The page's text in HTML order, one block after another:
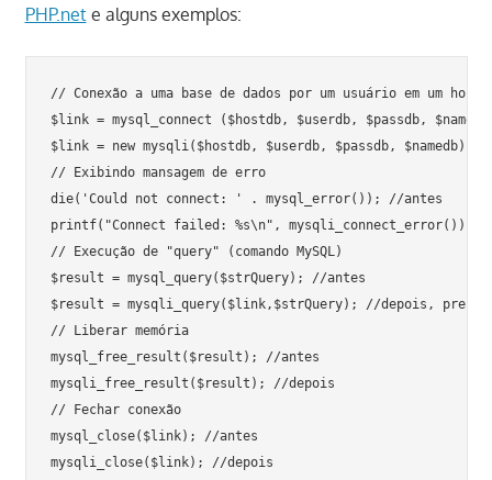
PHP.nete alguns exemplos:
// Conexão a uma base de dados por um usuário em um host
$link = mysql_connect ($hostdb, $userdb, $passdb,
$link = new mysqli($hostdb, $userdb, $passdb, $namedb);
// Exibindo mansagem de erro
die('Could not connect: ' . mysql_error()); //antes
printf("Connect failed: %s\n", mysqli_connect_error());
// Execução de "query" (comando MySQL)
$result = mysql_query($strQuery); //antes
$result = mysqli_query($link,$strQuery); //depois,
// Liberar memória
mysql_free_result($result); //antes
mysqli_free_result($result); //depois
// Fechar conexão
mysql_close($link); //antes
mysqli_close($link); //depois